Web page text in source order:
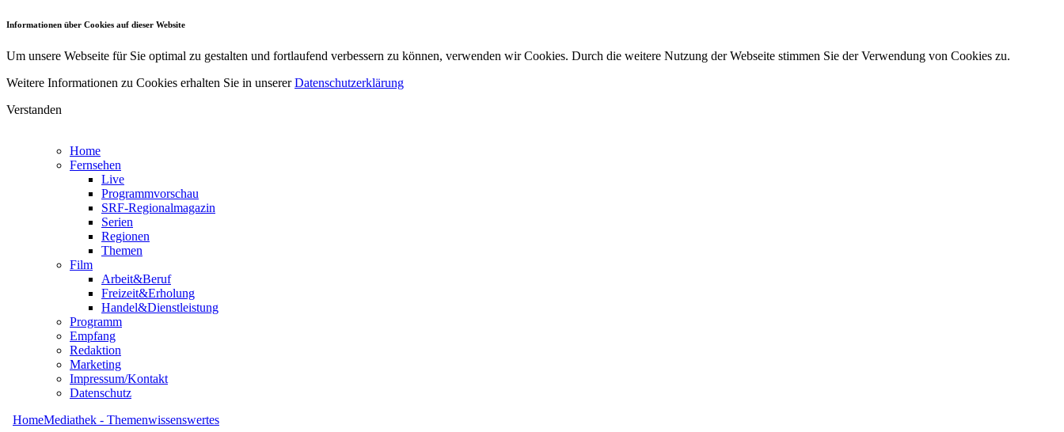
Informationen über Cookies auf dieser Website
Um unsere Webseite für Sie optimal zu gestalten und fortlaufend verbessern zu können, verwenden wir Cookies. Durch die weitere Nutzung der Webseite stimmen Sie der Verwendung von Cookies zu.
Weitere Informationen zu Cookies erhalten Sie in unsererDatenschutzerklärung
Verstanden
Home
Fernsehen
Live
Programmvorschau
SRF-Regionalmagazin
Serien
Regionen
Themen
Film
Arbeit&Beruf
Freizeit&Erholung
Handel&Dienstleistung
Programm
Empfang
Redaktion
Marketing
Impressum/Kontakt
Datenschutz
HomeMediathek - Themenwissenswertes